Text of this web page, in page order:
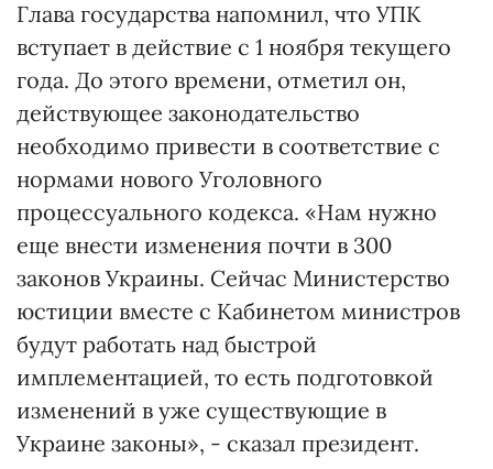
Глава государства напомнил, что УПК
вступает в действие с 1 ноября текущего
года. До этого времени, отметил он,
действующее законодательство
необходимо привести в соответствие с
нормами нового Уголовного
процессуального кодекса. «Нам нужно
еще внести изменения почти в 300
законов Украины. Сейчас Министерство
юстиции вместе с Кабинетом министров
будут работать над быстрой
имплементацией, то есть подготовкой
изменений в уже существующие в
Украине законы», - сказал президент.